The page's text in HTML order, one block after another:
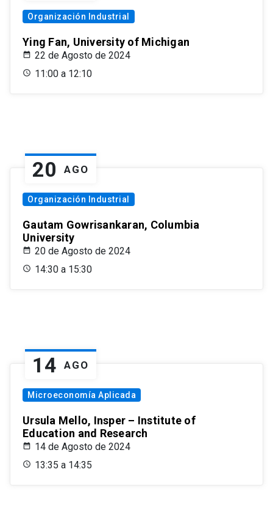
Organización Industrial
Ying Fan, University of Michigan
22 de Agosto de 2024
11:00 a 12:10
20 AGO
Organización Industrial
Gautam Gowrisankaran, Columbia
University
20 de Agosto de 2024
14:30 a 15:30
14 AGO
Microeconomía Aplicada
Ursula Mello, Insper – Institute of
Education and Research
14 de Agosto de 2024
13:35 a 14:35